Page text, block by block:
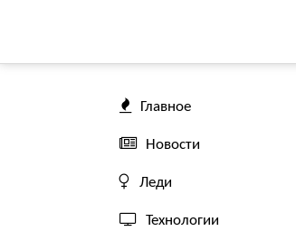
Главное
Новости
Леди
Технологии